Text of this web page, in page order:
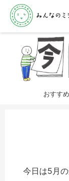
おすすめ
今日は5月の